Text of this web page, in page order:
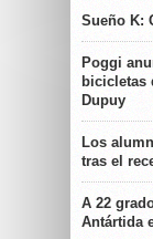
Sueño K:
Poggi
bicicletas
Dupuy
Los
tras el
A 22
Antártida